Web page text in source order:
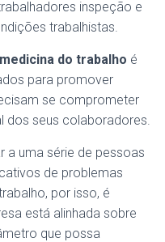
inspeção e
trabalhistas.
do trabalho é
para promover
se comprometer
dos seus colaboradores.
a uma série de pessoas
de problemas
por isso, é
está alinhada sobre
que possa